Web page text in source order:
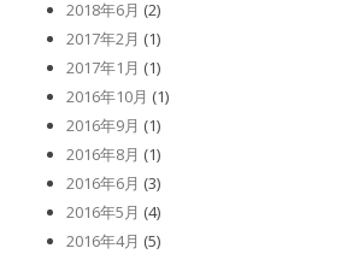
2018年6月 (2)
2017年2月 (1)
2017年1月 (1)
2016年10月 (1)
2016年9月 (1)
2016年8月 (1)
2016年6月 (3)
2016年5月 (4)
2016年4月 (5)